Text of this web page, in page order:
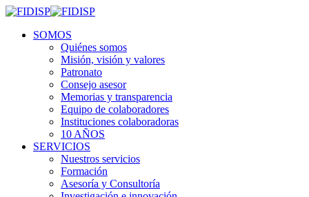
SOMOS
Quiénes somos
Misión, visión y valores
Patronato
Consejo asesor
Memorias y transparencia
Equipo de colaboradores
Instituciones colaboradoras
10 AÑOS
SERVICIOS
Nuestros servicios
Formación
Asesoría y Consultoría